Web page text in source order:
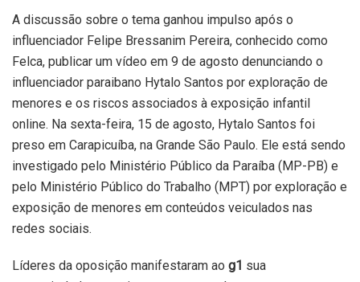
A discussão sobre o tema ganhou impulso após o
influenciador Felipe Bressanim Pereira, conhecido como
Felca, publicar um vídeo em 9 de agosto denunciando o
influenciador paraibano Hytalo Santos por exploração de
menores e os riscos associados à exposição infantil
online. Na sexta-feira, 15 de agosto, Hytalo Santos foi
preso em Carapicuíba, na Grande São Paulo. Ele está sendo
investigado pelo Ministério Público da Paraíba (MP-PB) e
pelo Ministério Público do Trabalho (MPT) por exploração e
exposição de menores em conteúdos veiculados nas
redes sociais.
Líderes da oposição manifestaram ao g1 sua